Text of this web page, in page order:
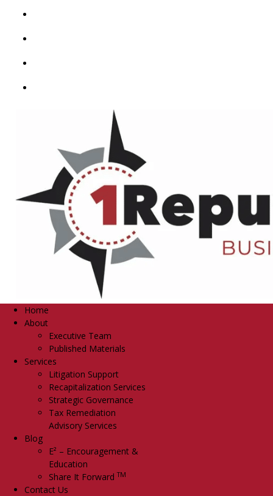
Home
About
Executive Team
Published Materials
Services
Litigation Support
Recapitalization Services
Strategic Governance
Tax Remediation
Advisory Services
Blog
E² – Encouragement &
Education
Share It ForwardTM
Contact Us